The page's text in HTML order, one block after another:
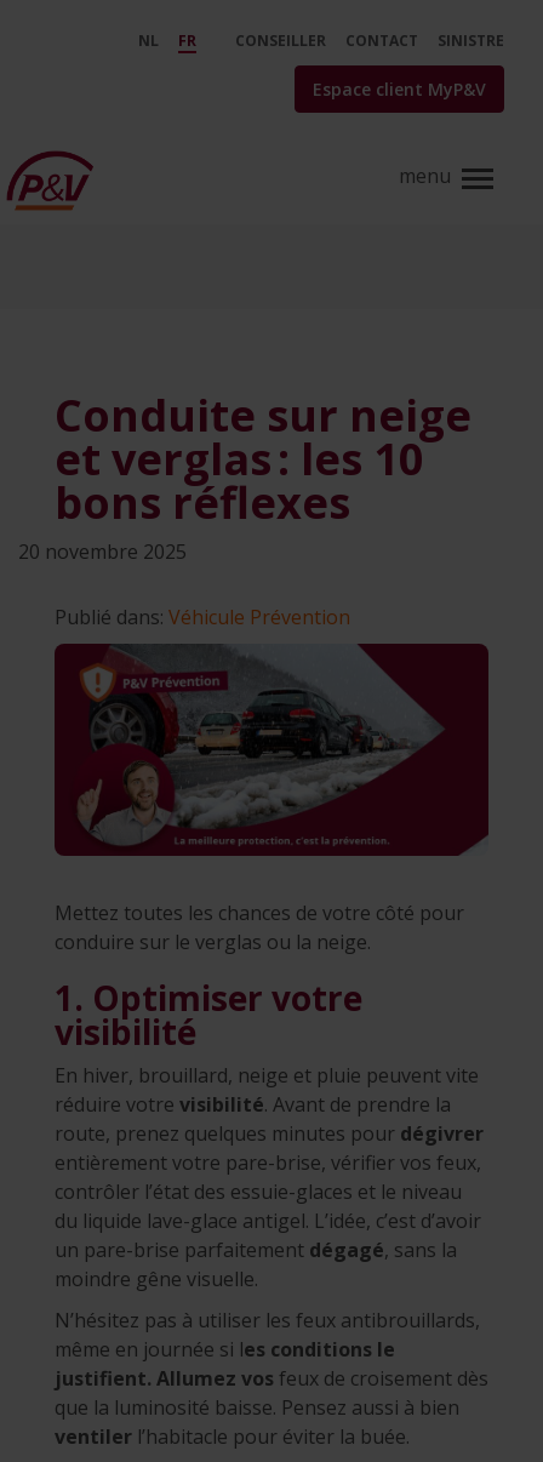
Conduite sur neige et verglas :
NL FR CONSEILLER CONTACT SINISTRE
Espace client MyP&V
Conduite sur neige
et verglas : les 10
bons réflexes
20 novembre 2025
Publié dans: Véhicule Prévention
Mettez toutes les chances de votre côté pour
conduire sur le verglas ou la neige.
1. Optimiser votre
visibilité
En hiver, brouillard, neige et pluie peuvent vite
réduire votre visibilité. Avant de prendre la
route, prenez quelques minutes pour dégivrer
entièrement votre pare-brise, vérifier vos feux,
contrôler l’état des essuie-glaces et le niveau
du liquide lave-glace antigel. L’idée, c’est d’avoir
un pare-brise parfaitement dégagé, sans la
moindre gêne visuelle.
N’hésitez pas à utiliser les feux antibrouillards,
même en journée si les conditions le
justifient. Allumez vos feux de croisement dès
que la luminosité baisse. Pensez aussi à bien
ventiler l’habitacle pour éviter la buée.